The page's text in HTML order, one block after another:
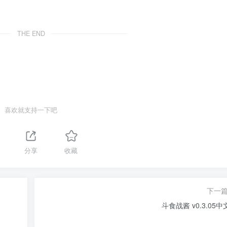
THE END
喜欢就支持一下吧
分享 收藏
下一篇
斗食战酱 v0.3.05中